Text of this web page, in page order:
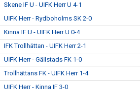
Skene IF U - UIFK Herr U 4-1
UIFK Herr - Rydboholms SK 2-0
Kinna IF U - UIFK Herr U 0-4
IFK Trollhättan - UIFK Herr 2-1
UIFK Herr - Gällstads FK 1-0
Trollhättans FK - UIFK Herr 1-4
UIFK Herr - Kinna IF 3-0